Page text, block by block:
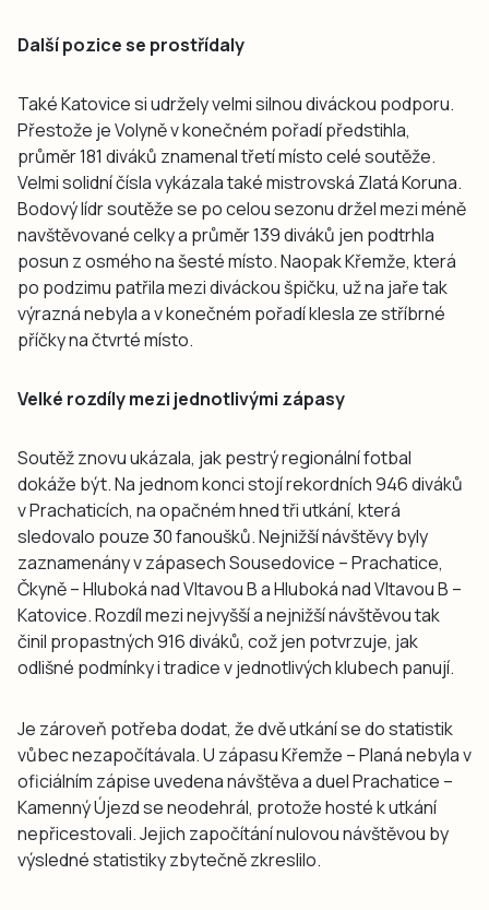
Další pozice se prostřídaly
Také Katovice si udržely velmi silnou diváckou podporu.
Přestože je Volyně v konečném pořadí předstihla,
průměr 181 diváků znamenal třetí místo celé soutěže.
Velmi solidní čísla vykázala také mistrovská Zlatá Koruna.
Bodový lídr soutěže se po celou sezonu držel mezi méně
navštěvované celky a průměr 139 diváků jen podtrhla
posun z osmého na šesté místo. Naopak Křemže, která
po podzimu patřila mezi diváckou špičku, už na jaře tak
výrazná nebyla a v konečném pořadí klesla ze stříbrné
příčky na čtvrté místo.
Velké rozdíly mezi jednotlivými zápasy
Soutěž znovu ukázala, jak pestrý regionální fotbal
dokáže být. Na jednom konci stojí rekordních 946 diváků
v Prachaticích, na opačném hned tři utkání, která
sledovalo pouze 30 fanoušků. Nejnižší návštěvy byly
zaznamenány v zápasech Sousedovice – Prachatice,
Čkyně – Hluboká nad Vltavou B a Hluboká nad Vltavou B –
Katovice. Rozdíl mezi nejvyšší a nejnižší návštěvou tak
činil propastných 916 diváků, což jen potvrzuje, jak
odlišné podmínky i tradice v jednotlivých klubech panují.
Je zároveň potřeba dodat, že dvě utkání se do statistik
vůbec nezapočítávala. U zápasu Křemže – Planá nebyla v
oficiálním zápise uvedena návštěva a duel Prachatice –
Kamenný Újezd se neodehrál, protože hosté k utkání
nepřicestovali. Jejich započítání nulovou návštěvou by
výsledné statistiky zbytečně zkreslilo.